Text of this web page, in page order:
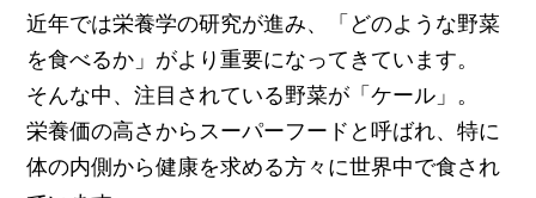
近年では栄養学の研究が進み、「どのような野菜
を食べるか」がより重要になってきています。
そんな中、注目されている野菜が「ケール」。
栄養価の高さからスーパーフードと呼ばれ、特に
体の内側から健康を求める方々に世界中で食され